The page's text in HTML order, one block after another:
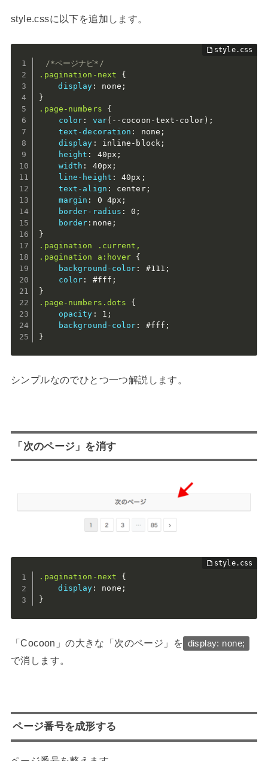
style.cssに以下を追加します。
/*ページナビ*/
.pagination-next
{
display : none ;
}
.page-numbers
{
color : var( --cocoon-text-color) ;
text-decoration : none ;
display : inline-block ;
height : 40px ;
width : 40px ;
line-height : 40px ;
text-align : center;
margin : 0 4px ;
border-radius : 0 ;
border : none ;
}
.pagination .current,
.pagination a:hover {
background-color : #111 ;
color : #fff ;
}
.page-numbers.dots
{
opacity : 1 ;
background-color : #fff ;
}
シンプルなのでひとつ一つ解説します。
「次のページ」を消す
.pagination-next
{
display : none ;
}
「Cocoon」の大きな「次のページ」を display: none;
で消します。
ページ番号を成形する